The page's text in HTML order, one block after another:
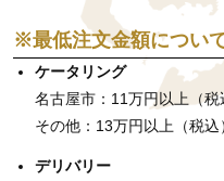
※最低注文金額につい
ケータリング
名古屋市：11万円以上（税
その他：13万円以上（税込
デリバリー